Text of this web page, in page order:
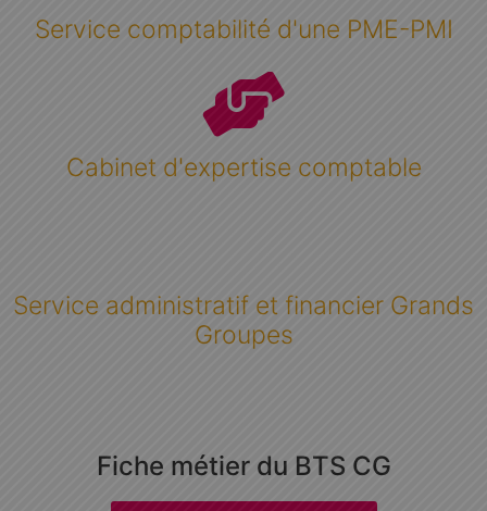
Service comptabilité d'une PME-PMI
Cabinet d'expertise comptable
Service administratif et financier Grands
Groupes
Fiche métier du BTS CG